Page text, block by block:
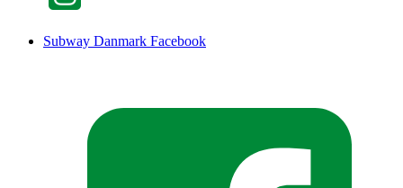
Subway Danmark Facebook